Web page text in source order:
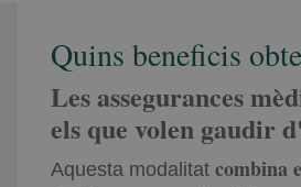
Quins beneficis
Les assegurances
els que volen gaudir
Aquesta modalitat combina